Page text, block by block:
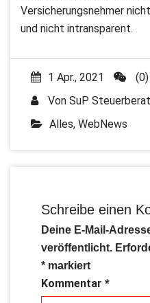
Versicherungsnehmer
und nicht intransparent.
1 Apr., 2021
Von SuP
Alles, WebNews
Schreibe einen
Deine E-Mail-
veröffentlicht.
* markiert
Kommentar *